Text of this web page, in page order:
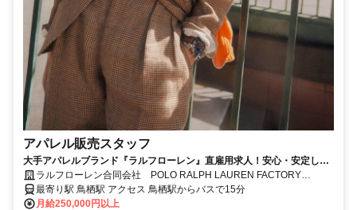
アパレル販売スタッフ
大手アパレルブランド『ラルフローレン』直雇用求人！安心・安定して
働けます。残業ほぼなし＆福利厚生も充実！！
ラルフローレン合同会社 POLO RALPH LAUREN FACTORY
STORE 鳥栖
最寄り駅 鳥栖駅 アクセス 鳥栖駅からバスで15分
月給250,000円以上